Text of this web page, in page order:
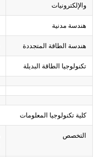
والإلكترونيات
هندسة مدنية
هندسة الطاقة المتجددة
تكنولوجيا الطاقة البديلة
كلية تكنولوجيا المعلومات
التخصص